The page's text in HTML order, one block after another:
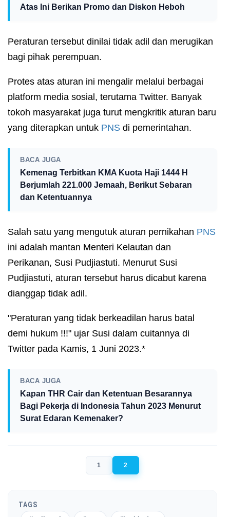
Atas Ini Berikan Promo dan Diskon Heboh
Peraturan tersebut dinilai tidak adil dan merugikan
bagi pihak perempuan.
Protes atas aturan ini mengalir melalui berbagai
platform media sosial, terutama Twitter. Banyak
tokoh masyarakat juga turut mengkritik aturan baru
yang diterapkan untuk PNS di pemerintahan.
BACA JUGA
Kemenag Terbitkan KMA Kuota Haji 1444 H
Berjumlah 221.000 Jemaah, Berikut Sebaran
dan Ketentuannya
Salah satu yang mengutuk aturan pernikahan PNS
ini adalah mantan Menteri Kelautan dan
Perikanan, Susi Pudjiastuti. Menurut Susi
Pudjiastuti, aturan tersebut harus dicabut karena
dianggap tidak adil.
"Peraturan yang tidak berkeadilan harus batal
demi hukum !!!" ujar Susi dalam cuitannya di
Twitter pada Kamis, 1 Juni 2023.*
BACA JUGA
Kapan THR Cair dan Ketentuan Besarannya
Bagi Pekerja di Indonesia Tahun 2023 Menurut
Surat Edaran Kemenaker?
1 2
TAGS